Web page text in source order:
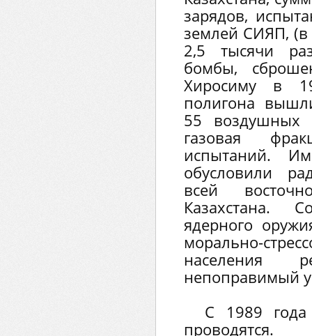
зарядов,
землей СИЯП, (в
2,5 тысячи
бомбы,
Хиросиму в
полигона
55 воздушных
газовая
испытаний.
обусловили
всей
Казахстана.
ядерного
морально-
населения
непоправимый
С 1989
проводятся.